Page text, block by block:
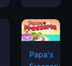
Papa's